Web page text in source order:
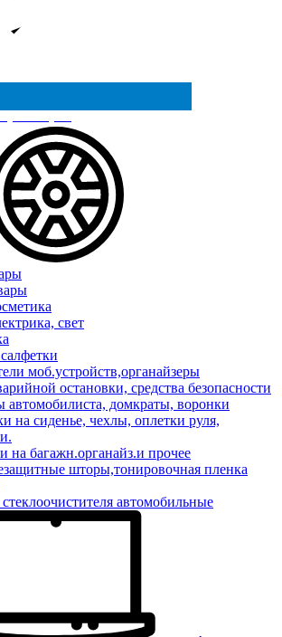
свет
моб.устройств,органайзеры
остановки, средства безопасности
автомобилиста, домкраты, воронки
на сиденье, чехлы, оплетки руля,
на багажн.органайз.и прочее
шторы,тонировочная пленка
автомобильные